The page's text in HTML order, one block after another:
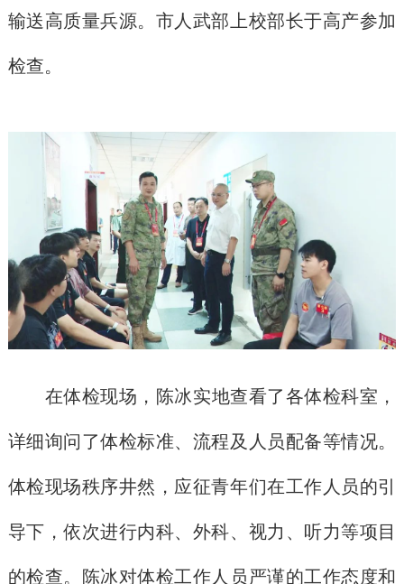
输送高质量兵源。市人武部上校部长于高产参加
检查。
在体检现场，陈冰实地查看了各体检科室，
详细询问了体检标准、流程及人员配备等情况。
体检现场秩序井然，应征青年们在工作人员的引
导下，依次进行内科、外科、视力、听力等项目
的检查。陈冰对体检工作人员严谨的工作态度和